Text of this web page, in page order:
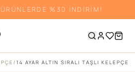
%30 İNDİRİM!
/ 14 AYAR ALTIN SIRALI TAŞLI KELEPÇE